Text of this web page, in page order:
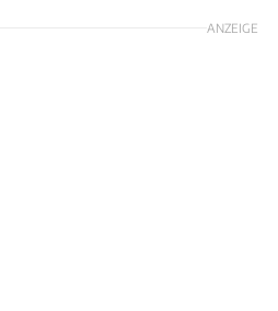
ANZEIGE